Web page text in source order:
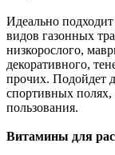
Идеально
видов газонных
низкорослого,
декоративного,
прочих. Подойдет
спортивных полях,
пользования.
Витамины для